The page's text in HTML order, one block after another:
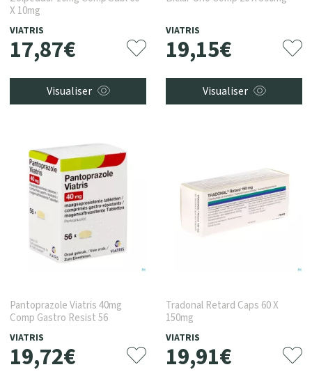
X 10mg
VIATRIS
17,87€
Visualiser
VIATRIS
19,15€
Visualiser
Pantoprazole Viatris 40mg
Comp Gastro Resist 56
VIATRIS
19,72€
Tradonal Retard Caps 60 X
150mg
VIATRIS
19,91€